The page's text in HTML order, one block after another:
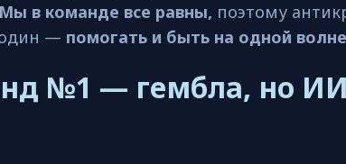
Мы в команде все равны, поэтому
— помогать и быть на одной волне
№1 — гембла, но